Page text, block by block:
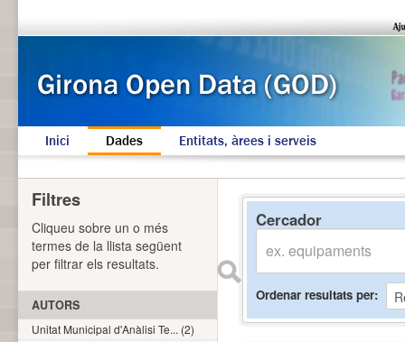
Inici Dades Entitats, àrees i serveis
Cercador
Ordenar resultats per
Filtres
Cliqueu sobre un o més
termes de la llista següent
per filtrar els resultats.
AUTORS
Unitat Municipal d'Anàlisi Te... (2)